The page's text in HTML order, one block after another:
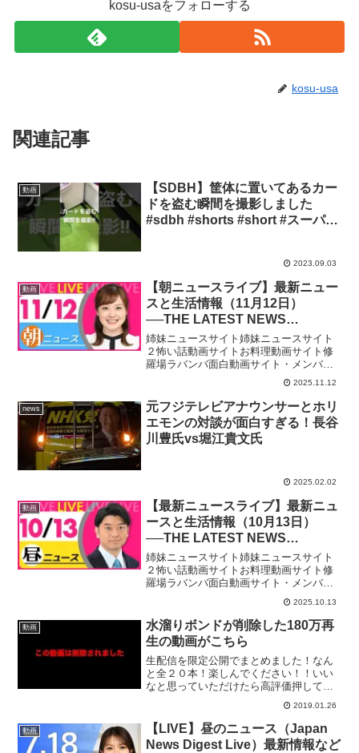
kosu-usaをフォローする
kosu-usa
関連記事
動画
【SDBH】筐体に置いてあるカー
ドを盗む瞬間を撮影しました
#sdbh #shorts #short #スーパー
2023.09.03
動画
【朝ニュースライブ】最新ニュー
スと生活情報（11月12日）
──THE LATEST NEWS
SUMMARY（日テレNEWS
LIVE）
姉妹ニュースサイト姉妹ニュースサイト
２怖い話動画サイトお料理動画サイト修
羅場ラバンバ面白動画サイト・メンバー
シップ「日テレNEWSクラブ」始まりま
した月額290円で所属歴に応じ色が変化し
ステータスアップしていくバッジ特典
や、ライブ配信のチャ...
2025.11.12
news
元フジテレビアナウンサーとホリ
エモンの対談が面白すぎる！長谷
川豊氏vs堀江貴文氏
2025.02.02
動画
【最新ニュースライブ】最新ニュ
ースと生活情報（10月13日）
──THE LATEST NEWS
SUMMARY（日テレNEWS
LIVE）
姉妹ニュースサイト姉妹ニュースサイト
２怖い話動画サイトお料理動画サイト修
羅場ラバンバ面白動画サイト・メンバー
シップ「日テレNEWSクラブ」始まりま
した月額290円で所属歴に応じ色が変化し
ステータスアップしていくバッジ特典
や、ライブ配信のチャ...
2025.10.13
動画
水溜りボンドが削除した180万再
生の動画がこちら
生配信を限定公開でまとめました！なん
と全２０本！楽しんでください！！いい
なと思っていただけたら高評価押してく
ださい！再生数よりもこちらを参考にし
て動画を作りたい！！そして少しでも面
白いなと思っていただけたらぜひ【チャ
ンネル登録】お願いします...
2019.01.26
動画
【LIVE】昼のニュース（Japan
News Digest Live）最新情報など